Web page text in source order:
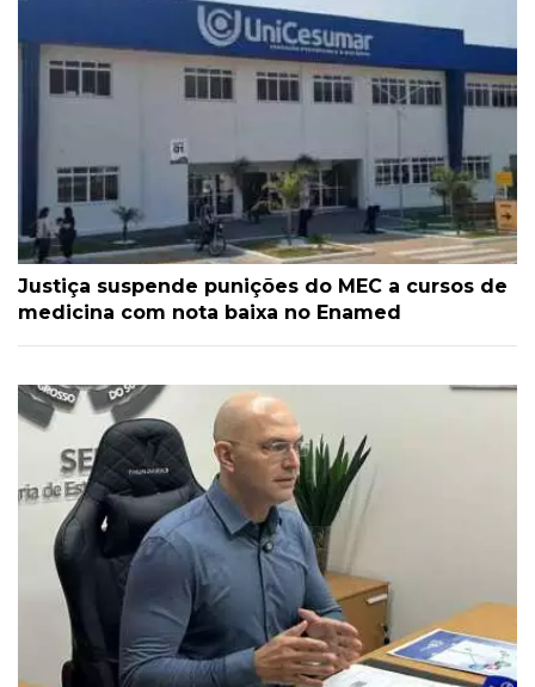
Justiça suspende punições do MEC a cursos de
medicina com nota baixa no Enamed